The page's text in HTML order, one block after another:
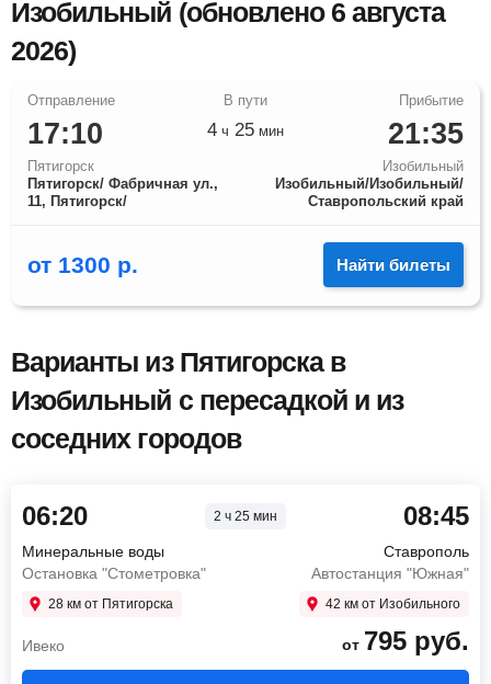
Изобильный (обновлено 6 августа
2026)
17:10
Пятигорск
Пятигорск/ Фабричная ул.,
11, Пятигорск/
21:35
Изобильный
Изобильный/Изобильный/
Ставропольский край
4 ч 25 мин
от 1300 р. Найти билеты
Варианты из Пятигорска в
Изобильный с пересадкой и из
соседних городов
06:20 2 ч 25 мин
Минеральные воды
Остановка "Стометровка"
28 км от Пятигорска
08:45
Ставрополь
Автостанция "Южная"
42 км от Изобильного
Ивеко от 795 руб.